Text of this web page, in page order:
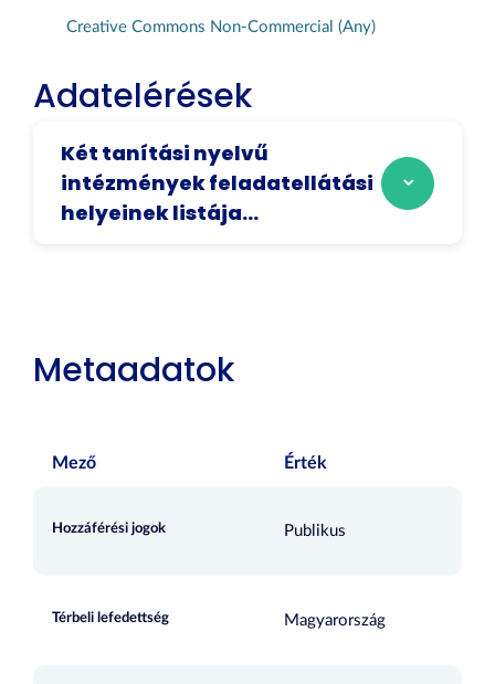
Creative Commons Non-Commercial (Any)
Adatelérések
Két tanítási nyelvű
intézmények feladatellátási
helyeinek listája...
Metaadatok
Mező Érték
Hozzáférési jogok Publikus
Térbeli lefedettség Magyarország